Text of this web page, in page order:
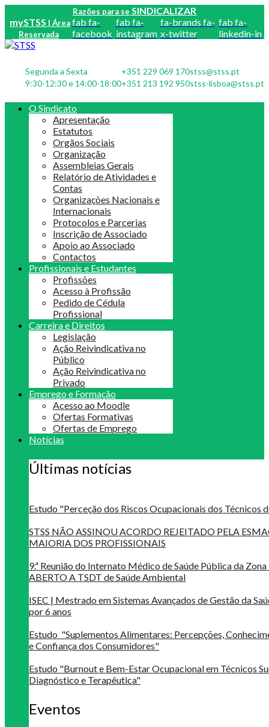
Razões para se SINDICALIZAR
mySTSS | Área
Reservada
fab fa-
facebook
fab fa-
instagram
fa-brands fa-
x-twitter
fab fa-
linkedin-in
Segunda a Sexta
9:30-12:30 e 14:00-18:00
+351 229 069 170
+351 213 192 950
stss@stss.pt
stss-lisboa@stss.pt
O Sindicato
Apresentação
Estatutos
Orgãos Sociais
Organização
Assembleias Gerais
Relatório de Atividades e
Contas
Organizações Nacionais e
Internacionais
Protocolos e Parcerias
Inscrição de Associado
Apoio ao Associado
Contactos
Profissionais e Estudantes
Profissões
Acesso à Profissão
Pedido de Cédula
Profissional
Carreira e Direitos
Legislação
Ação Reivindicativa no
Público
Ação Reivindicativa no
Privado
Emprego e Formação
Acesso ao Moodle
Ofertas Formativas
Ofertas de Emprego
Notícias
Últimas notícias
Estudo "Perceção dos Riscos Ocupacionais dos Técnicos
STSS NÃO ASSINOU ACORDO REJEITADO PELA
MAIORIA DOS PROFISSIONAIS
9.ª Reunião do Internato Médico de Saúde Pública da
ABERTO A TSDT de Saúde Ambiental
ISEC | Mestrado em Sistemas Avançados de Gestão da
por 6 anos
Estudo "Suplementos Alimentares: Percepções,
e Confiança dos Consumidores"
Estudo "Burnout e Bem-Estar Ocupacional em Técnicos
Diagnóstico e Terapêutica"
Eventos